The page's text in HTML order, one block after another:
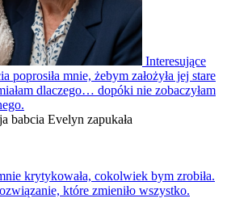
Interesujące
poprosiła mnie, żebym założyła jej stare
dlaczego… dopóki nie zobaczyłam
babcia Evelyn zapukała
krytykowała, cokolwiek bym zrobiła.
które zmieniło wszystko.